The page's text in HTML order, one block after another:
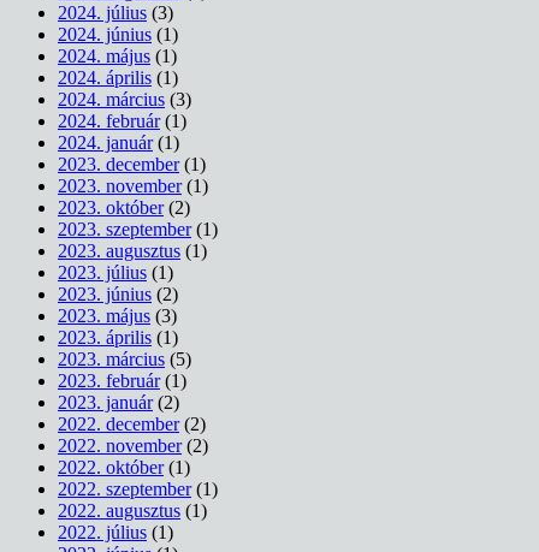
2024. július (3)
2024. június (1)
2024. május (1)
2024. április (1)
2024. március (3)
2024. február(1)
2024. január(1)
2023. december(1)
2023. november(1)
2023. október(2)
2023. szeptember(1)
2023. augusztus (1)
2023. július (1)
2023. június (2)
2023. május (3)
2023. április (1)
2023. március (5)
2023. február(1)
2023. január(2)
2022. december(2)
2022. november(2)
2022. október(1)
2022. szeptember(1)
2022. augusztus (1)
2022. július (1)